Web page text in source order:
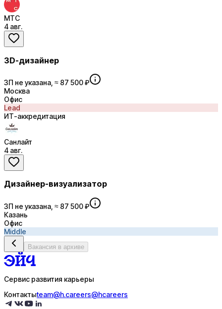
МТС
4 авг.
3D-дизайнер
ЗП не указана, ≈ 87 500 ₽
Москва
Офис
Lead
ИТ-аккредитация
Санлайт
4 авг.
Дизайнер-визуализатор
ЗП не указана, ≈ 87 500 ₽
Казань
Офис
Middle
Вакансия в архиве
Сервис развития карьеры
Контактыteam@h.careers@hcareers